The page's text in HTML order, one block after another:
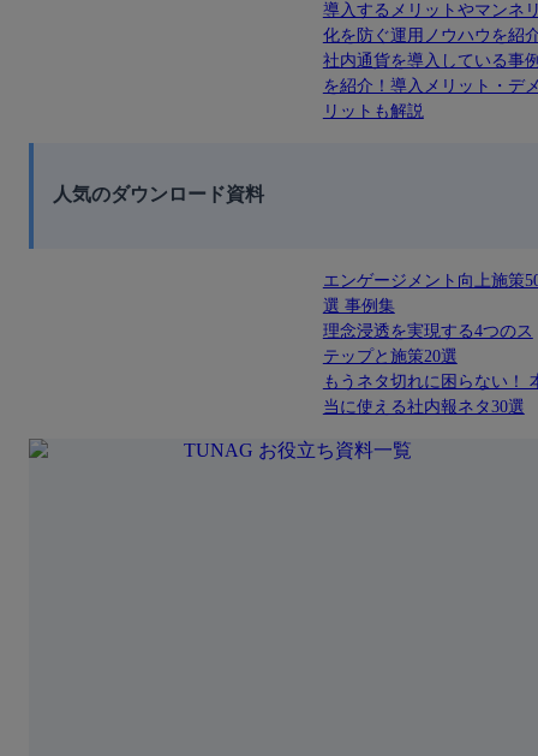
導入するメリットやマンネ
化を防ぐ運用ノウハウを紹
社内通貨を導入している事
を紹介！導入メリット・デ
リットも解説
人気のダウンロード資料
エンゲージメント向上施策
選 事例集
理念浸透を実現する4つのス
テップと施策20選
もうネタ切れに困らない！
当に使える社内報ネタ30選